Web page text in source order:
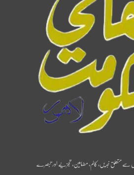
سے متعلق خبریں، کالم، مضامین، تجزیے اور تبصرے